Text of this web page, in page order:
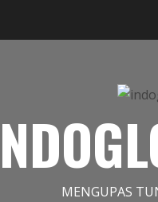
MENGUPAS